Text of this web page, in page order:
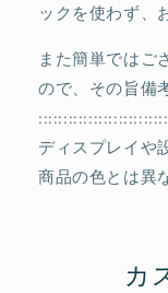
ックを使わず、
また簡単ではご
ので、その旨備
ディスプレイや
商品の色とは異
カ